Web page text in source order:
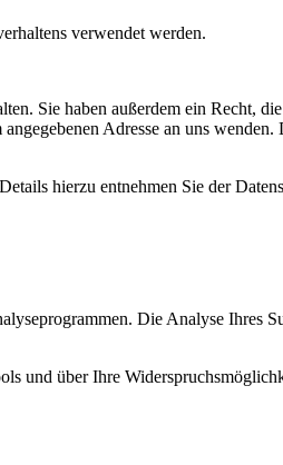
verwendet werden.
Sie haben außerdem ein Recht,
Adresse an uns wenden.
hierzu entnehmen Sie der
Die Analyse Ihres
und über Ihre